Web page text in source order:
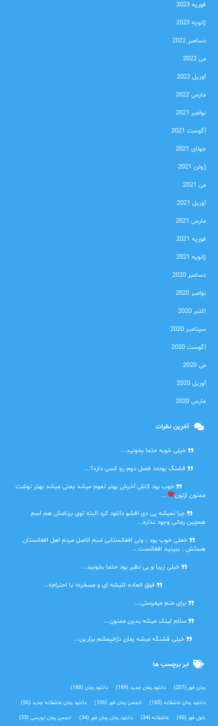
فوریه 2023
ژانویه 2023
دسامبر 2022
می 2022
آوریل 2022
مارس 2022
نوامبر 2021
آگوست 2021
جولای 2021
ژوئن 2021
می 2021
آوریل 2021
مارس 2021
فوریه 2021
ژانویه 2021
دسامبر 2020
نوامبر 2020
اکتبر 2020
سپتامبر 2020
آگوست 2020
می 2020
آوریل 2020
مارس 2020
آخرین نظرات
خیلی خوبه حتما بخونید...
قشنگ بوددد فصل دوم رو کسی داره؟...
خوب بود کاش آخرش بهتر تموم میشد یعنی میشد بهتر نوشت
ممنون ازتون
...
چرا نمیشه پی دی افشو دانلود کرد البته توی برنامش هم اسم
همچین رمانی وجود نداره...
خعلی خوب بود ، ولی افغانستانی اسم الاصل مردم اهل افغانستان
هستش . ببینید افغانست...
خیلی زیبا و بی نظیر بود حتما بخونید...
فوق العاده کلیشه ای و مسخره« با احترام»...
برای منم میفرستی...
سلام لینک میشه بدین ممنون...
خیلی قشنگه میشه رمان دژخیمشم بزارین...
ابر برچسب ها
رمان فور(207) دانلود رمان جدید(189) دانلود رمان(188)
دانلود رمان عاشقانه(165) انجمن رمان فور(106) دانلود رمان عاشقانه جدید(56)
ناول فور(45) عاشقانه(34) دانلود رمان رمان فور(34) انجمن رمان نویسی(33)